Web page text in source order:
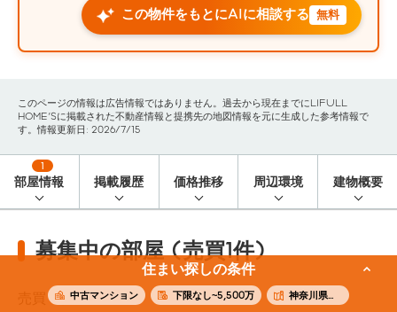
住まい探しの条件
中古マンション 下限なし~5,500万 神奈川県横浜市南区
この物件をもとにAIに相談する 無料
このページの情報は広告情報ではありません。過去から現在までにLIFULL
HOME'Sに掲載された不動産情報と提携先の地図情報を元に生成した参考情報で
す。情報更新日: 2026/7/15
部屋情報
1
掲載履歴 価格推移 周辺環境 建物概要
募集中の部屋 (売買1件)
1 件